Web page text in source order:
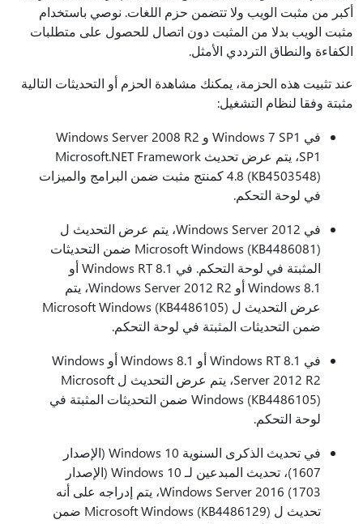
أكبر من مثبت الويب ولا تتضمن حزم اللغات. نوصي باستخدام
مثبت الويب بدلا من المثبت دون اتصال للحصول على متطلبات
الكفاءة والنطاق الترددي الأمثل.
عند تثبيت هذه الحزمة، يمكنك مشاهدة الحزم أو التحديثات التالية
مثبتة وفقا لنظام التشغيل:
في Windows 7 SP1 و Windows Server 2008 R2
SP1، يتم عرض تحديث Microsoft.NET Framework
4.8 (KB4503548) كمنتج مثبت ضمن البرامج والميزات
في لوحة التحكم.
في Windows Server 2012، يتم عرض التحديث ل
Microsoft Windows (KB4486081) ضمن التحديثات
المثبتة في لوحة التحكم. في Windows RT 8.1 أو
Windows 8.1 أو Windows Server 2012 R2، يتم
عرض التحديث ل Microsoft Windows (KB4486105)
ضمن التحديثات المثبتة في لوحة التحكم.
في Windows RT 8.1 أو Windows 8.1 أو Windows
Server 2012 R2، يتم عرض التحديث ل Microsoft
Windows (KB4486105) ضمن التحديثات المثبتة في
لوحة التحكم.
في تحديث الذكرى السنوية Windows 10 (الإصدار
1607)، تحديث المبدعين لـ Windows 10 (الإصدار
1703) Windows Server 2016، يتم إدراجه على أنه
تحديث ل Microsoft Windows (KB4486129) ضمن